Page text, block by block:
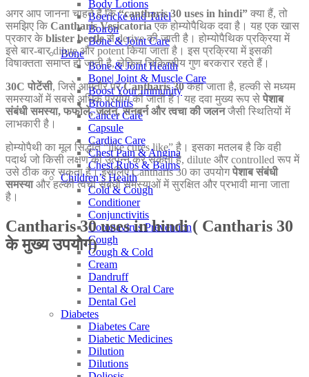
Body Lotions
Boericke and Tafel
Boiron
Bone & Joint Care
Bone
Bone & Joint Health
Bone| Joint & Muscle Care
Boost Your Immunity
Bronchitis
Cancer Care
Capsule
Cardiac Care
Chest Pain & Angina
Chest Rubs & Balms
Children’s Health
Cold & Cough
Conditioner
Conjunctivitis
Coronavirus Prevention
Cough
Cough & Cold
Cream
Dandruff
Dental & Oral Care
Dental Gel
Diabetes
Diabetes Care
Diabetic Medicines
Dilution
Dilutions
अगर आप जानना चाहते हैं कि“cantharis 30 uses in hindi” क्या हैं, तो
समझिए कि Cantharis Vesicatoria एक होम्योपैथिक दवा है। यह एक खास
प्रकार के blister beetleसे derive की जाती है। होम्योपैथिक प्रक्रिया में
इसे बार-बार dilute और potent किया जाता है। इस प्रक्रिया में इसकी
विषाक्तता समाप्त हो जाती है, लेकिन चिकित्सीय गुण बरकरार रहते हैं।
30C पोटेंसी, जिसे आमतौर परCantharis 30कहा जाता है, हल्की से मध्यम
समस्याओं में सबसे अधिक प्रयोग की जाती है। यह दवा मुख्य रूप से पेशाब
संबंधी समस्या, फफोले, जलन, सनबर्न और त्वचा की जलनजैसी स्थितियों में
लाभकारी है।
होम्योपैथी का मूल सिद्धांत “like cures like” है। इसका मतलब है कि वही
पदार्थ जो किसी लक्षण को उत्पन्न कर सकता है, dilute और controlled रूप में
उसे ठीक कर सकता है। इसलिए Cantharis 30 का उपयोगपेशाब संबंधी
समस्याऔर हल्की त्वचा संबंधी समस्याओं में सुरक्षित और प्रभावी माना जाता
है।
Cantharis 30 uses in hindi ( Cantharis 30
के मुख्य उपयोग)